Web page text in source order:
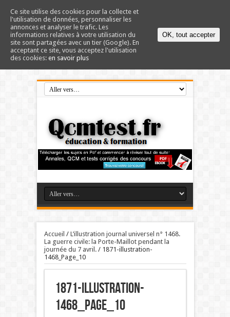
Accueil / L’illustration journal universel n° 1468.
La guerre civile: la Porte-Maillot pendant la
journée du 7 avril./ 1871-illustration-
1468_Page_10
1871-illustration-
1468_Page_10
Ce site utilise des cookies pour la collecte et
l'utilisation de données, personnaliser les
annonces et analyser le trafic. Les
informations relatives à votre utilisation du
site sont partagées avec un tier (Google). En
acceptant ce site, vous acceptez l'utilisation
des cookies: en savoir plus
OK, tout accepter